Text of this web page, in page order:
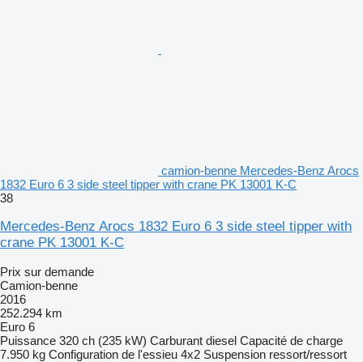
camion-benne Mercedes-Benz Arocs
1832 Euro 6 3 side steel tipper with crane PK 13001 K-C
38
Mercedes-Benz Arocs 1832 Euro 6 3 side steel tipper with
crane PK 13001 K-C
Prix sur demande
Camion-benne
2016
252.294 km
Euro 6
Puissance 320 ch (235 kW) Carburant diesel Capacité de charge
7.950 kg Configuration de l'essieu 4x2 Suspension ressort/ressort